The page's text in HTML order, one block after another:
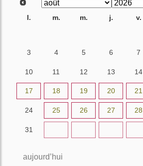
l. m. m. j. v.
3 4 5 6 7
10 11 12 13 14
17 18 19 20 21
24 25 26 27 28
31
aujourd’hui